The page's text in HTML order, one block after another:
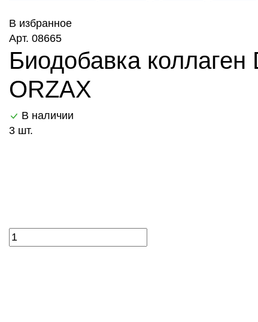
В избранное
Арт. 08665
Биодобавка
ORZAX
В наличии
3 шт.